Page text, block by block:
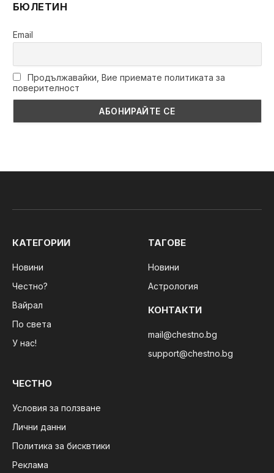
БЮЛЕТИН
Email
Продължавайки, Вие приемате политиката за
поверителност
КАТЕГОРИИ
Новини
Честно?
Вайрал
По света
У нас!
ТАГОВЕ
Новини
Астрология
КОНТАКТИ
mail@chestno.bg
support@chestno.bg
ЧЕСТНО
Условия за ползване
Лични данни
Политика за бисквтики
Реклама